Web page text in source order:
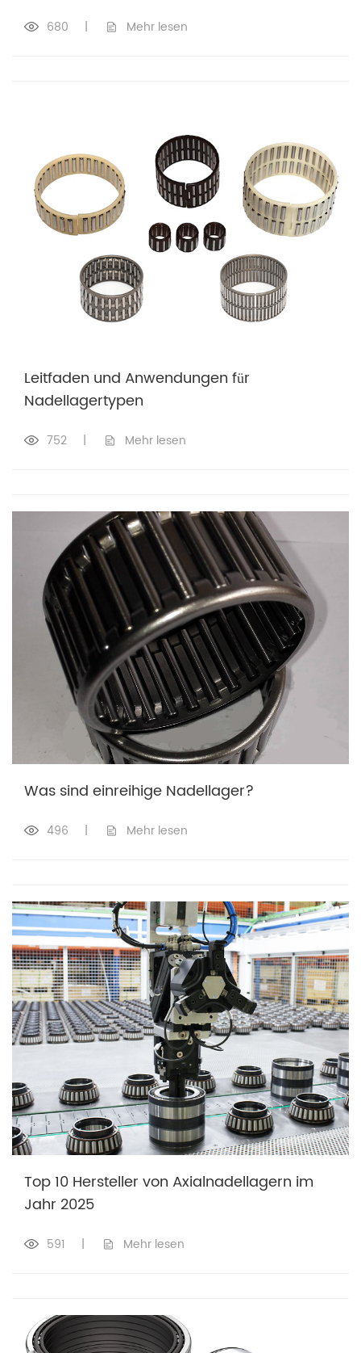
680 | Mehr lesen
Leitfaden und Anwendungen für
Nadellagertypen
752 | Mehr lesen
Was sind einreihige Nadellager?
496 | Mehr lesen
Top 10 Hersteller von Axialnadellagern im
Jahr 2025
591 | Mehr lesen